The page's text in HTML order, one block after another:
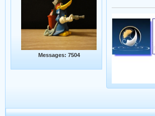
Messages: 7504